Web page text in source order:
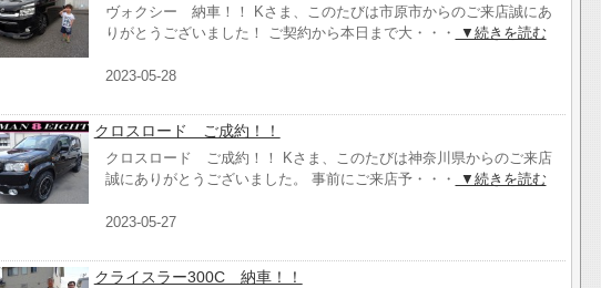
ヴォクシー 納車！！ Kさま、このたびは市原市からのご来店誠にあ
りがとうございました！ ご契約から本日まで大・・・
▼続きを読む
2023-05-28
クロスロード ご成約！！
クロスロード ご成約！！ Kさま、このたびは神奈川県からのご来店
誠にありがとうございました。 事前にご来店予・・・
▼続きを読む
2023-05-27
クライスラー300C 納車！！